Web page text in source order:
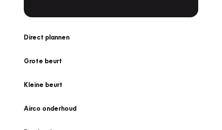
Direct plannen
Grote beurt
Kleine beurt
Airco onderhoud